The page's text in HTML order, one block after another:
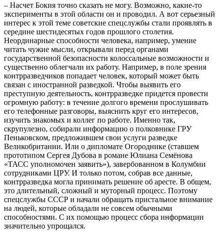
– Насчет Бокия точно сказать не могу. Возможно, какие-то
эксперименты в этой области он и проводил. А вот серьезный
интерес к этой теме советские спецслужбы стали проявлять в
середине шестидесятых годов прошлого столетия.
Неординарные способности человека, например, умение
читать чужие мысли, открывали перед органами
государственной безопасности колоссальные возможности и
существенно облегчали их работу. Например, в поле зрения
контрразведчиков попадает человек, который может быть
связан с иностранной разведкой. Чтобы выявить его
преступную деятельность, контрразведке придется провести
огромную работу: в течение долгого времени прослушивать
его телефонные разговоры, выяснить круг его интересов,
изучить знакомых и коллег по работе. Именно так,
скрупулезно, собирали информацию о полковнике ГРУ
Пеньковском, предложившем свои услуги разведке
Великобритании. Или о дипломате Огороднике (ставшем
прототипом Сергея Дубова в романе Юлиана Семёнова
«ТАСС уполномочен заявить»), завербованном в Колумбии
сотрудниками ЦРУ. И только потом, собрав все данные,
контрразведка могла принимать решение об аресте. В общем,
это длительный, сложный и муторный процесс. Поэтому
спецслужбы СССР и начали обращать пристальное внимание
на людей, которые обладали не совсем обычными
способностями. С их помощью процесс сбора информации
значительно упрощался.